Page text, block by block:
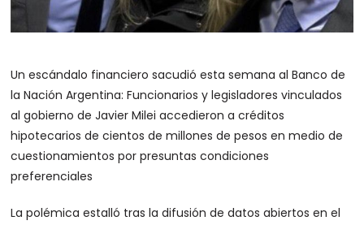
Un escándalo financiero sacudió esta semana al Banco de
la Nación Argentina: Funcionarios y legisladores vinculados
al gobierno de Javier Milei accedieron a créditos
hipotecarios de cientos de millones de pesos en medio de
cuestionamientos por presuntas condiciones
preferenciales
La polémica estalló tras la difusión de datos abiertos en el